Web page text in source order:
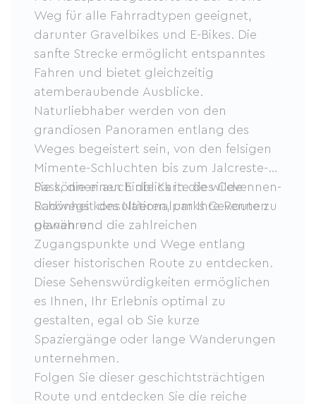
Weg für alle Fahrradtypen geeignet,
darunter Gravelbikes und E-Bikes. Die
sanfte Strecke ermöglicht entspanntes
Fahren und bietet gleichzeitig
atemberaubende Ausblicke.
Naturliebhaber werden von den
grandiosen Panoramen entlang des
Weges begeistert sein, von den felsigen
Mimente-Schluchten bis zum Jalcreste-
Pass, die einen Einblick in die wilde
Schönheit des Nationalparks Cevennen
gewähren.
Sie können auch die Karte des Cevennen-
Radwegs konsultieren, um Ihre Route zu
planen und die zahlreichen
Zugangspunkte und Wege entlang
dieser historischen Route zu entdecken.
Diese Sehenswürdigkeiten ermöglichen
es Ihnen, Ihr Erlebnis optimal zu
gestalten, egal ob Sie kurze
Spaziergänge oder lange Wanderungen
unternehmen.
Folgen Sie dieser geschichtsträchtigen
Route und entdecken Sie die reiche